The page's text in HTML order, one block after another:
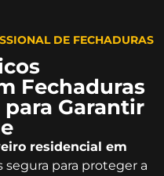
DE FECHADURAS
Fechaduras
para Garantir
residencial em
segura para proteger a